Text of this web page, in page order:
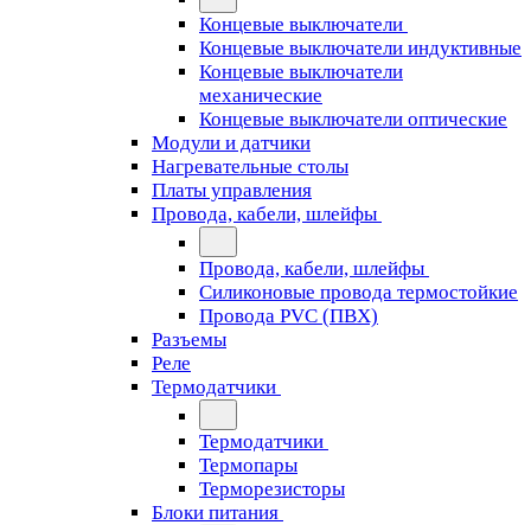
Концевые выключатели
Концевые выключатели индуктивные
Концевые выключатели
механические
Концевые выключатели оптические
Модули и датчики
Нагревательные столы
Платы управления
Провода, кабели, шлейфы
Провода, кабели, шлейфы
Силиконовые провода термостойкие
Провода PVC (ПВХ)
Разъемы
Реле
Термодатчики
Термодатчики
Термопары
Терморезисторы
Блоки питания